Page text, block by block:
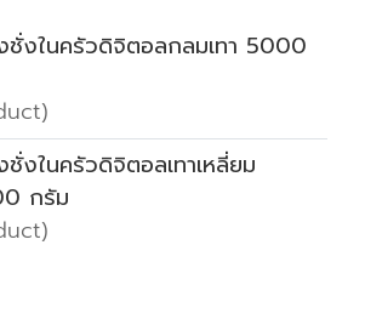
ชั่งในครัวดิจิตอลกลมเทา 5000
ชั่งในครัวดิจิตอลเทาเหลี่ยม
กรัม